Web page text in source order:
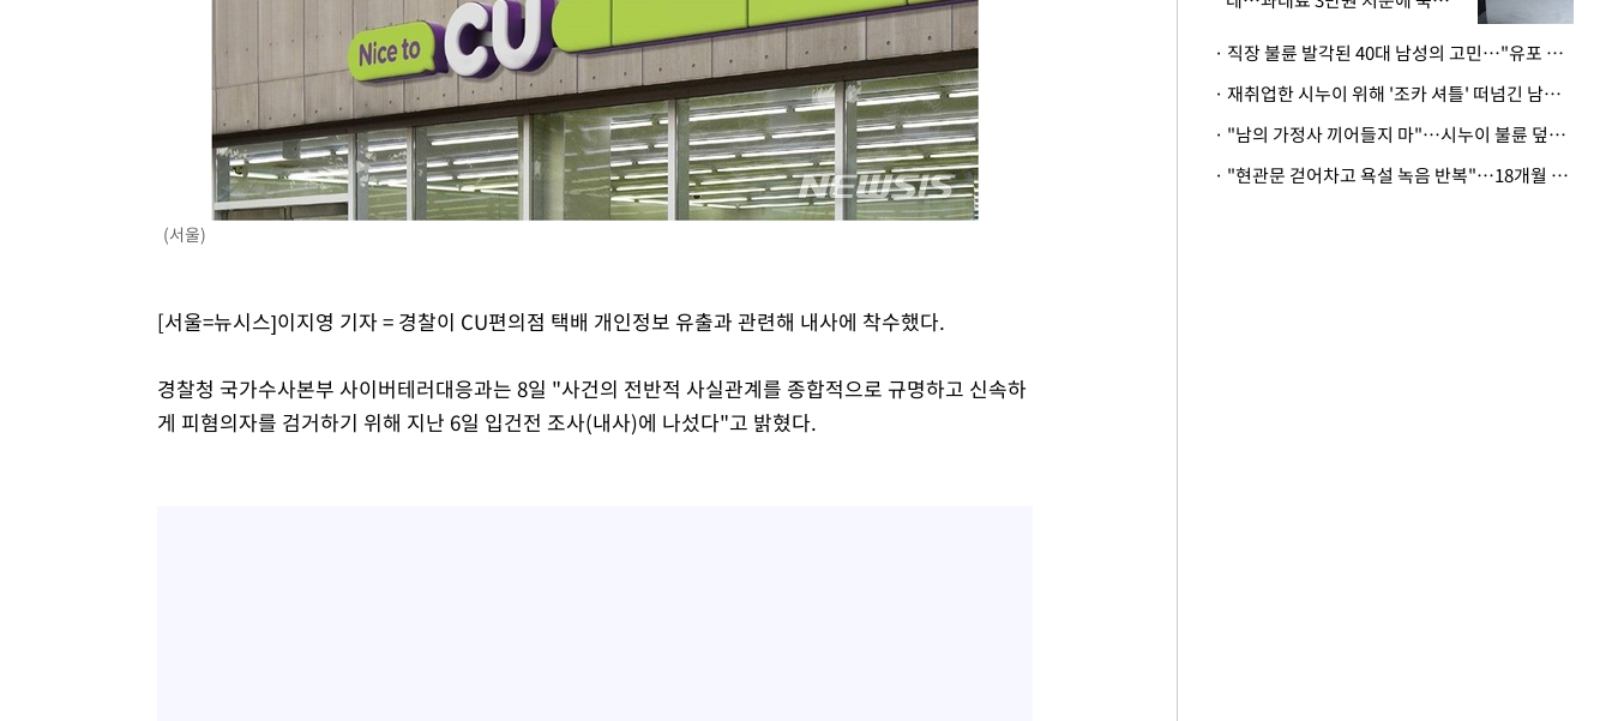
'낮 최고 39도' 불볕더위…한밤 열대야도 계속[내일날씨]
[속보]7~9일 프로야구 3연전도 폭염 취소…11일 재개
"韓 외환시장 개입 관측 배경엔 美의 대한국 무역적자 있어"
'월드컵 탈락 후폭풍' 축구협회…초유의 압수수색에 '충격·당황'
서울 낮 37.9도, 올여름 최고치 경신…영등포 순간 '40도'
[속보]종합특검, 대검 추가 압수수색…내란 중요임무종사 혐의
[속보]코스닥, 800p 회복…0.26% 오른 801.67 마감
[속보]원·달러 환율, 0.7원 내린 1423.8원 마감
손흥민, 5경기 연속골 실패…LAFC는 승부차기 끝 과달라하라 격파
내일까지 39도 '펄펄'…기상청 "태풍 지나며 폭염 잠시 꺾인다"
(서울)
[서울=뉴시스]이지영 기자 = 경찰이 CU편의점 택배 개인정보 유출과 관련해 내사에 착수했다.
경찰청 국가수사본부 사이버테러대응과는 8일 "사건의 전반적 사실관계를 종합적으로 규명하고 신속하
게 피혐의자를 검거하기 위해 지난 6일 입건전 조사(내사)에 나섰다"고 밝혔다.
· 직장 불륜 발각된 40대 남성의 고민…"유포 동료 명예훼손·협박죄 고소 가능할까"
· 재취업한 시누이 위해 '조카 셔틀' 떠넘긴 남편…아내 "난 못한다"
· "남의 가정사 끼어들지 마"…시누이 불륜 덮으려는 남편에 억울한 아내
· "현관문 걷어차고 욕설 녹음 반복"…18개월 아기 키우는 집 뒤흔든 '앞집의 비극'